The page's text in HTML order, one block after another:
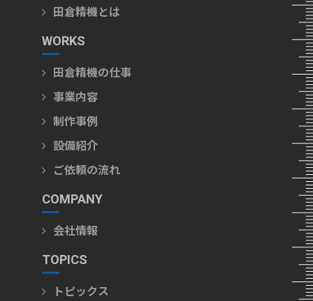
田倉精機とは
WORKS
田倉精機の仕事
事業内容
制作事例
設備紹介
ご依頼の流れ
COMPANY
会社情報
TOPICS
トピックス